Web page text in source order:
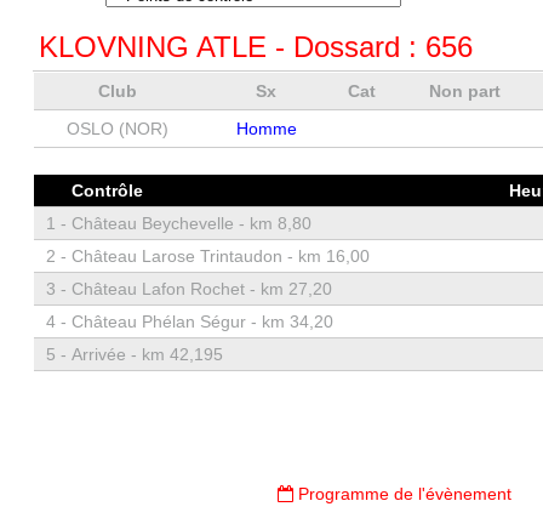
KLOVNING ATLE - Dossard : 656
Club Sx Cat
Non part
OSLO (NOR)
Homme
Contrôle
1 - Château Beychevelle - km 8,80
2 - Château Larose Trintaudon - km 16,00
3 - Château Lafon Rochet - km 27,20
4 - Château Phélan Ségur - km 34,20
5 - Arrivée - km 42,195
Programme de l'évènement